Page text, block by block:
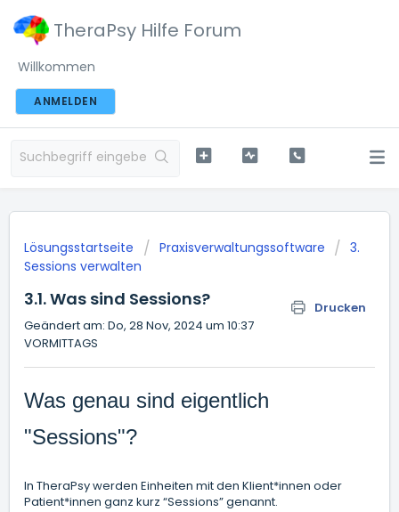
TheraPsy Hilfe Forum
Willkommen
ANMELDEN
Lösungsstartseite Praxisverwaltungssoftware
3.
Sessions verwalten
3.1. Was sind Sessions?
Drucken
Geändert am: Do, 28 Nov, 2024 um 10:37
VORMITTAGS
Was genau sind eigentlich
"Sessions"?
In TheraPsy werden Einheiten mit den Klient*innen oder
Patient*innen ganz kurz “Sessions” genannt.